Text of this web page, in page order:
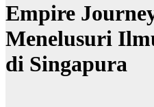
Empire
Menelusuri
di Singapura